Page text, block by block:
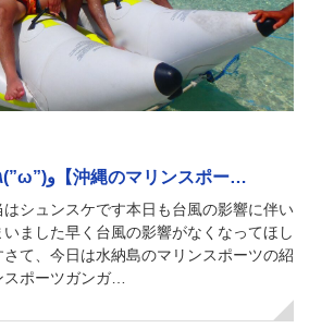
マリンスポーツ紹介٩(”ω”)و【沖縄のマリンスポー…
シュンスケです本日も台風の影響に伴い
ました早く台風の影響がなくなってほし
て、今日は水納島のマリンスポーツの紹
ポーツガンガ…